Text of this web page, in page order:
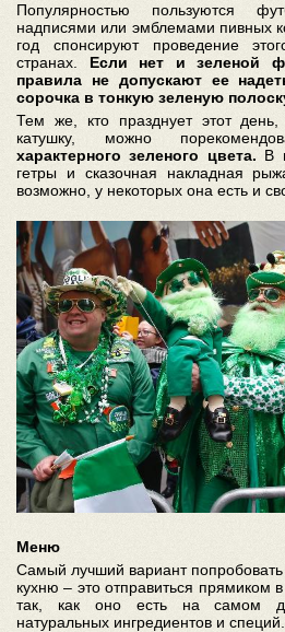
Популярностью пользуются
надписями или эмблемами пивных
год спонсируют проведение
странах. Если нет и зеленой
правила не допускают ее
сорочка в тонкую зеленую
Тем же, кто празднует этот
катушку, можно
характерного зеленого цвета. В
гетры и сказочная накладная
возможно, у некоторых она есть и
Меню
Самый лучший вариант
кухню – это отправиться прямиком
так, как оно есть на самом
натуральных ингредиентов и специй.